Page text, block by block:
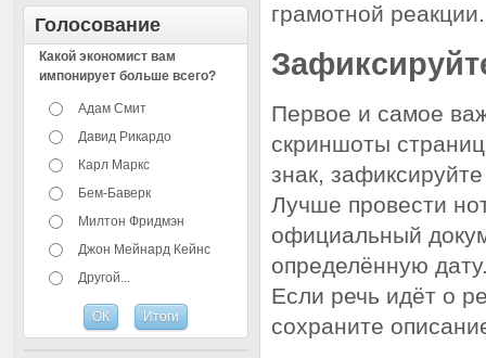
Голосование
Какой экономист вам
импонирует больше всего?
Адам Смит
Давид Рикардо
Карл Маркс
Бем-Баверк
Милтон Фридмэн
Джон Мейнард Кейнс
Другой...
грамотной реакции.
Первое и самое
скриншоты
знак,
Лучше провести
официальный
определённую
Если речь идёт о
сохраните